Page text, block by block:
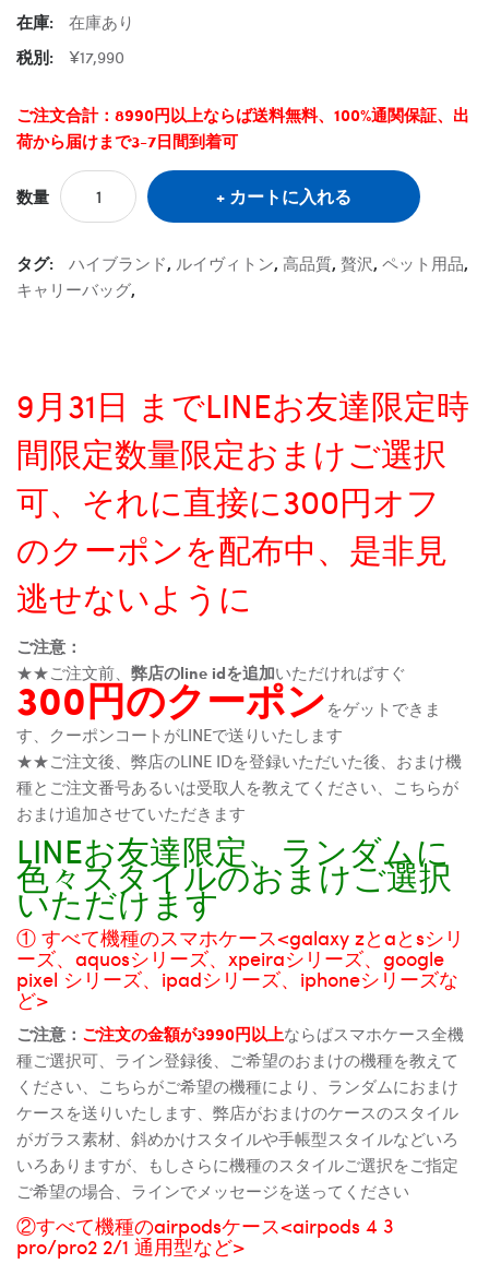
在庫:
在庫あり
税別:
¥17,990
ご注文合計：8990円以上ならば送料無料、100%通関保証、出
荷から届けまで3-7日間到着可
数量 カートに入れる
タグ: ハイブランド, ルイヴィトン, 高品質, 贅沢, ペット用品,
キャリーバッグ,
9月31日 までLINEお友達限定時
間限定数量限定おまけご選択
可、それに直接に300円オフ
のクーポンを配布中、是非見
逃せないように
ご注意：
★★ご注文前、 弊店のline idを追加いただければすぐ
300円のクーポンをゲットできま
す、クーポンコートがLINEで送りいたします
★★ご注文後、弊店のLINE IDを登録いただいた後、おまけ機
種とご注文番号あるいは受取人を教えてください、こちらが
おまけ追加させていただきます
LINEお友達限定、ランダムに
色々スタイルのおまけご選択
いただけます
① すべて機種のスマホケース<galaxy zとaとsシリ
ーズ、aquosシリーズ、xpeiraシリーズ、google
pixel シリーズ、ipadシリーズ、iphoneシリーズな
ど>
ご注意： ご注文の金額が3990円以上ならばスマホケース全機
種ご選択可、ライン登録後、ご希望のおまけの機種を教えて
ください、こちらがご希望の機種により、ランダムにおまけ
ケースを送りいたします、弊店がおまけのケースのスタイル
がガラス素材、斜めかけスタイルや手帳型スタイルなどいろ
いろありますが、もしさらに機種のスタイルご選択をご指定
ご希望の場合、ラインでメッセージを送ってください
②すべて機種のairpodsケース<airpods 4 3
pro/pro2 2/1 通用型など>